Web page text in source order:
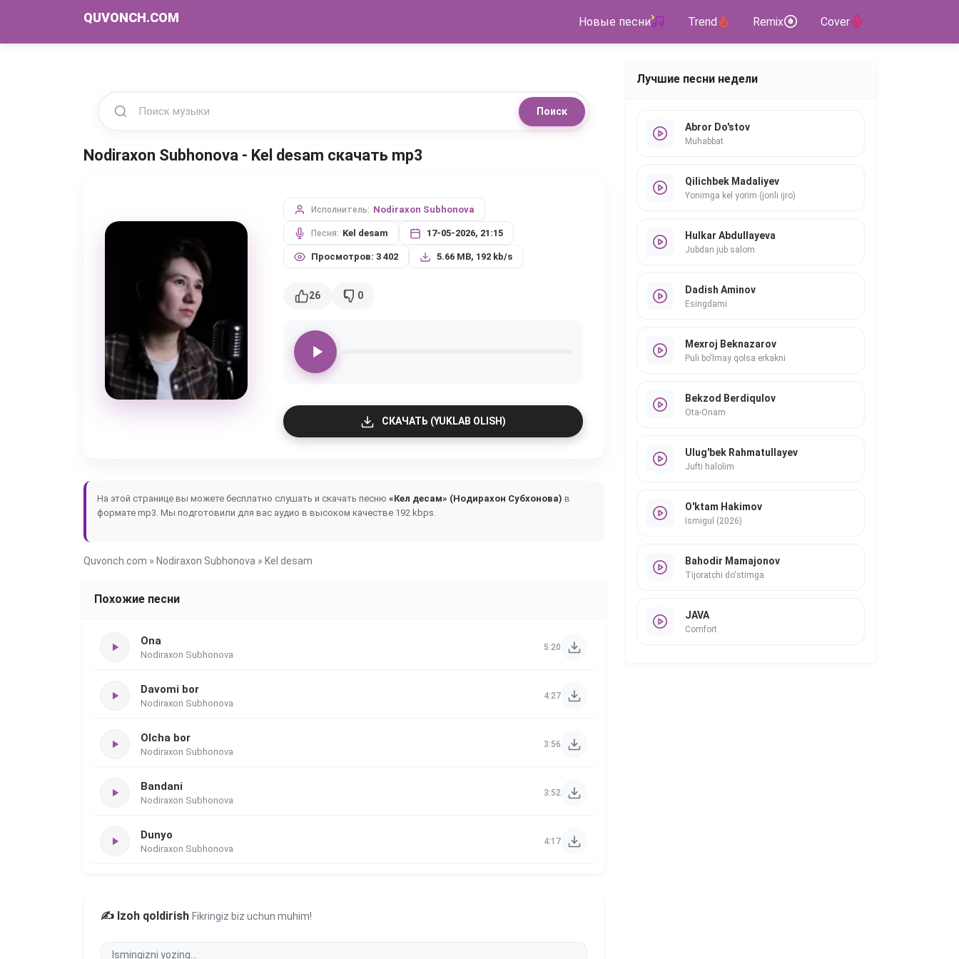
QUVONCH.COM Новые песни Trend Remix Cover
Поиск
Nodiraxon Subhonova - Kel desam скачать mp3
Исполнитель: Nodiraxon Subhonova
Песня: Kel desam 17-05-2026, 21:15
Просмотров: 3 402 5.66 MB, 192 kb/s
26 0
СКАЧАТЬ (YUKLAB OLISH)
На этой странице вы можете бесплатно слушать и скачать песню «Кел десам» (Нодирахон Субхонова) в
формате mp3. Мы подготовили для вас аудио в высоком качестве 192 kbps.
Quvonch.com » Nodiraxon Subhonova » Kel desam
Похожие песни
Ona
Nodiraxon Subhonova
5:20
Davomi bor
Nodiraxon Subhonova
4:27
Olcha bor
Nodiraxon Subhonova
3:56
Bandani
Nodiraxon Subhonova
3:52
Dunyo
Nodiraxon Subhonova
4:17
✍️ Izoh qoldirish Fikringiz biz uchun muhim!
Лучшие песни недели
Abror Do'stov
Muhabbat
Qilichbek Madaliyev
Yonimga kel yorim (jonli ijro)
Hulkar Abdullayeva
Jubdan jub salom
Dadish Aminov
Esingdami
Mexroj Beknazarov
Puli bo'lmay qolsa erkakni
Bekzod Berdiqulov
Ota-Onam
Ulug'bek Rahmatullayev
Jufti halolim
O'ktam Hakimov
Ismigul (2026)
Bahodir Mamajonov
Tijoratchi do'stimga
JAVA
Comfort